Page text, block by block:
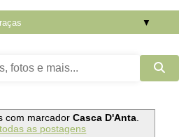
▼
com marcador Casca D'Anta.
as postagens